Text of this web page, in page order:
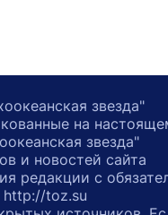
звезда"
на
звезда"
и новостей сайта
редакции с
http://toz.su